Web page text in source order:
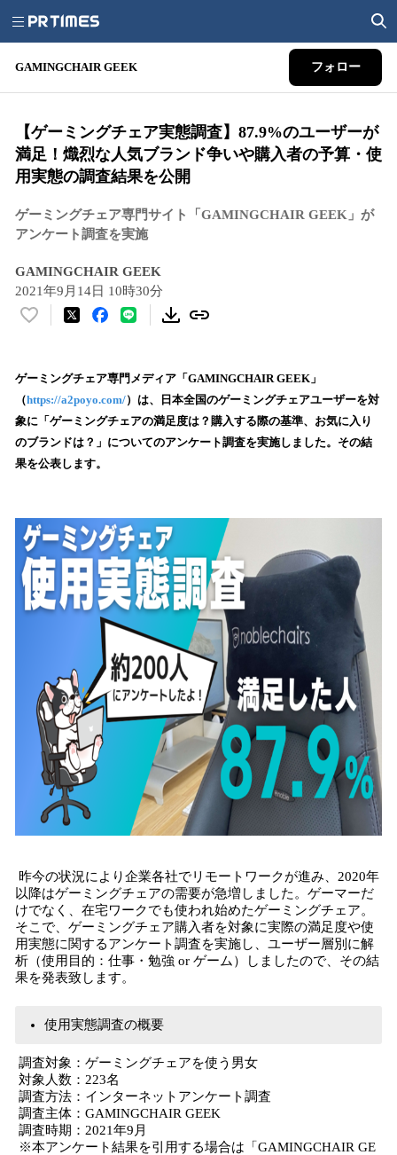
GAMINGCHAIR GEEK フォロー
【ゲーミングチェア実態調査】87.9%のユーザーが
満足！熾烈な人気ブランド争いや購入者の予算・使
用実態の調査結果を公開
ゲーミングチェア専門サイト「GAMINGCHAIR GEEK」が
アンケート調査を実施
GAMINGCHAIR GEEK
2021年9月14日 10時30分
い
！
数
を
読
込
で
す
ゲーミングチェア専門メディア「GAMINGCHAIR GEEK」
（https://a2poyo.com/）は、日本全国のゲーミングチェアユーザーを対
象に「ゲーミングチェアの満足度は？購入する際の基準、お気に入り
のブランドは？」についてのアンケート調査を実施しました。その結
果を公表します。
​昨今の状況により企業各社でリモートワークが進み、2020年
以降はゲーミングチェアの需要が急増しました。ゲーマーだ
けでなく、在宅ワークでも使われ始めたゲーミングチェア。
そこで、ゲーミングチェア購入者を対象に実際の満足度や使
用実態に関するアンケート調査を実施し、ユーザー層別に解
析（使用目的：仕事・勉強 or ゲーム）しましたので、その結
果を発表致します。
使用実態調査の概要
調査対象：ゲーミングチェアを使う男女
対象人数：223名
調査方法：インターネットアンケート調査
調査主体：GAMINGCHAIR GEEK
調査時期：2021年9月
※本アンケート結果を引用する場合は「GAMINGCHAIR GE